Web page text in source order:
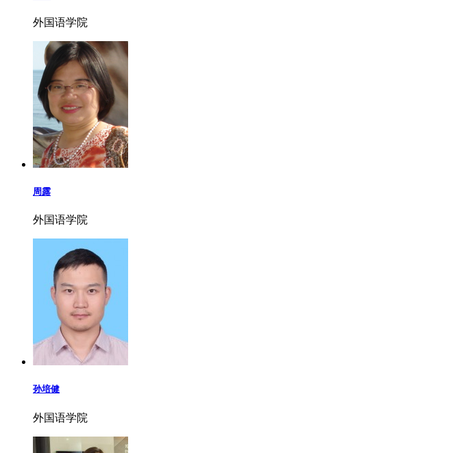
外国语学院
周露
外国语学院
孙培健
外国语学院